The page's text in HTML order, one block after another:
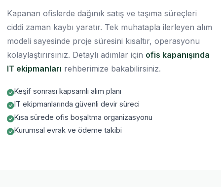
Kapanan ofislerde dağınık satış ve taşıma süreçleri
ciddi zaman kaybı yaratır. Tek muhatapla ilerleyen alım
modeli sayesinde proje süresini kısaltır, operasyonu
kolaylaştırırsınız. Detaylı adımlar için ofis kapanışında
IT ekipmanları rehberimize bakabilirsiniz.
Keşif sonrası kapsamlı alım planı
IT ekipmanlarında güvenli devir süreci
Kısa sürede ofis boşaltma organizasyonu
Kurumsal evrak ve ödeme takibi